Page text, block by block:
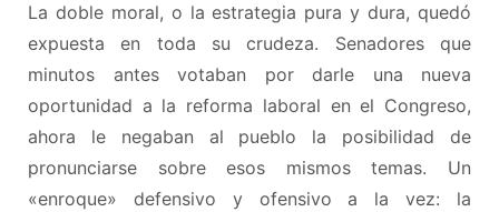
La doble moral, o la estrategia pura y dura, quedó
expuesta en toda su crudeza. Senadores que
minutos antes votaban por darle una nueva
oportunidad a la reforma laboral en el Congreso,
ahora le negaban al pueblo la posibilidad de
pronunciarse sobre esos mismos temas. Un
«enroque» defensivo y ofensivo a la vez: la